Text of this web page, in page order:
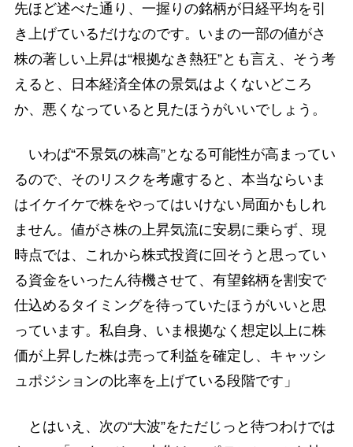
先ほど述べた通り、一握りの銘柄が日経平均を引
き上げているだけなのです。いまの一部の値がさ
株の著しい上昇は“根拠なき熱狂”とも言え、そう考
えると、日本経済全体の景気はよくないどころ
か、悪くなっていると見たほうがいいでしょう。
いわば“不景気の株高”となる可能性が高まってい
るので、そのリスクを考慮すると、本当ならいま
はイケイケで株をやってはいけない局面かもしれ
ません。値がさ株の上昇気流に安易に乗らず、現
時点では、これから株式投資に回そうと思ってい
る資金をいったん待機させて、有望銘柄を割安で
仕込めるタイミングを待っていたほうがいいと思
っています。私自身、いま根拠なく想定以上に株
価が上昇した株は売って利益を確定し、キャッシ
ュポジションの比率を上げている段階です」
とはいえ、次の“大波”をただじっと待つわけでは